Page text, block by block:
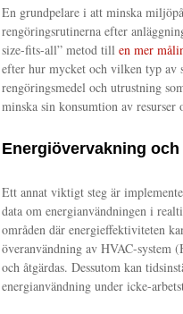
En grundpelare i att minska
rengöringsrutinerna efter
size-fits-all” metod till en mer
efter hur mycket och vilken typ av
rengöringsmedel och utrustning
minska sin konsumtion av
Energiövervakning
Ett annat viktigt steg är
data om energianvändningen i
områden där energieffektiviteten
överanvändning av HVAC-system
och åtgärdas. Dessutom kan
energianvändning under icke-